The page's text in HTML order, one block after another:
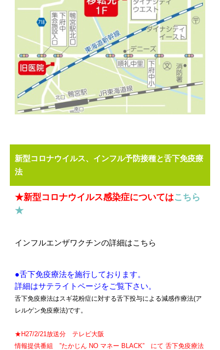
新型コロナウイルス、インフル予防接種と舌下免疫療
法
★新型コロナウイルス感染症についてはこちら
★
インフルエンザワクチンの詳細はこちら
●舌下免疫療法を施行しております。
詳細はサテライトページをご覧下さい。
舌下免疫療法はスギ花粉症に対する舌下投与による減感作療法(ア
レルゲン免疫療法)です。
★H27/2/21放送分 テレビ大阪
情報提供番組 ”たかじん NO マネー BLACK” にて 舌下免疫療法